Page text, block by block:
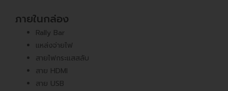
ภายในกล่อง
Rally Bar
แหล่งจ่ายไฟ
สายไฟกระแสสลับ
สาย HDMI
สาย USB